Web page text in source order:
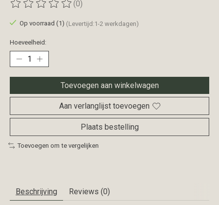
De beoordeling van dit product is
(0)
Op voorraad (1) (Levertijd:1-2 werkdagen)
Hoeveelheid:
Toevoegen aan winkelwagen
Aan verlanglijst toevoegen
Plaats bestelling
Toevoegen om te vergelijken
Beschrijving Reviews (0)